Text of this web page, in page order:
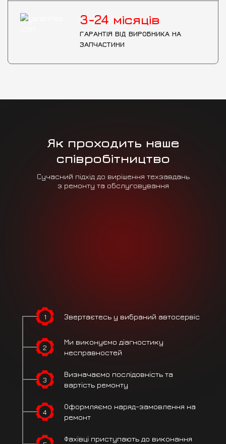
3-24 місяців
ГАРАНТІЯ ВІД ВИРОБНИКА НА
ЗАПЧАСТИНИ
Як проходить наше
співробітництво
Сучасний підхід до вирішення техзавдань
з ремонту та обслуговування
1 Звертаєтесь у вибраний автосервіс
2
Ми виконуємо діагностику
несправностей
3
Визначаємо послідовність та
вартість ремонту
4
Оформляємо наряд-замовлення на
ремонт
Фахівці приступають до виконання